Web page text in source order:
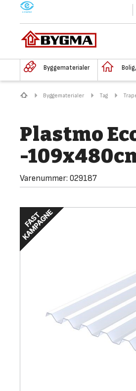
M
Byggematerialer
Byggematerialer Tag
Plastmo
-
Varenummer: 029187